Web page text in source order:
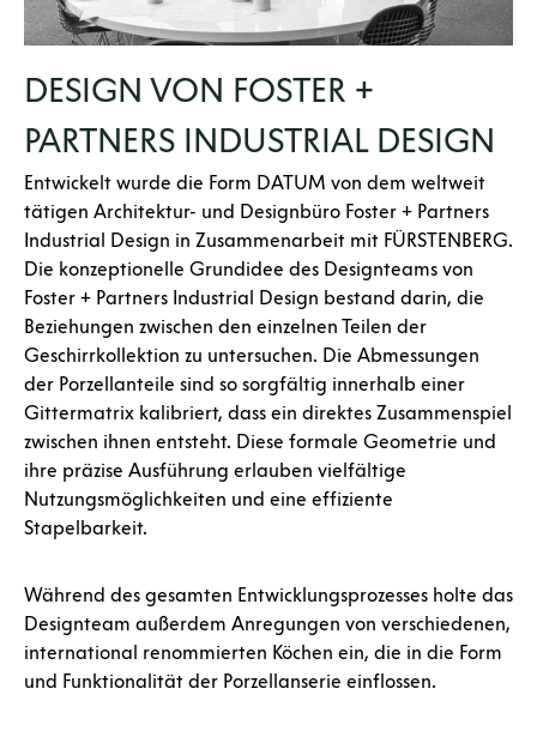
DESIGN VON FOSTER +
PARTNERS INDUSTRIAL DESIGN
Entwickelt wurde die Form DATUM von dem weltweit
tätigen Architektur- und Designbüro Foster + Partners
Industrial Design in Zusammenarbeit mit FÜRSTENBERG.
Die konzeptionelle Grundidee des Designteams von
Foster + Partners Industrial Design bestand darin, die
Beziehungen zwischen den einzelnen Teilen der
Geschirrkollektion zu untersuchen. Die Abmessungen
der Porzellanteile sind so sorgfältig innerhalb einer
Gittermatrix kalibriert, dass ein direktes Zusammenspiel
zwischen ihnen entsteht. Diese formale Geometrie und
ihre präzise Ausführung erlauben vielfältige
Nutzungsmöglichkeiten und eine effiziente
Stapelbarkeit.
Während des gesamten Entwicklungsprozesses holte das
Designteam außerdem Anregungen von verschiedenen,
international renommierten Köchen ein, die in die Form
und Funktionalität der Porzellanserie einflossen.